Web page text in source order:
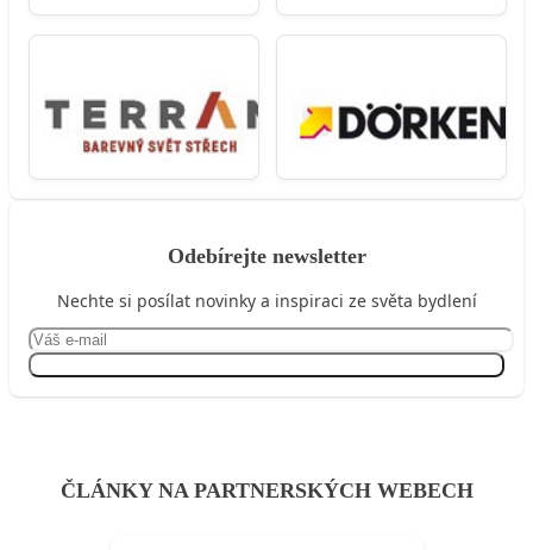
Odebírejte newsletter
Nechte si posílat novinky a inspiraci ze světa bydlení
ČLÁNKY NA PARTNERSKÝCH WEBECH